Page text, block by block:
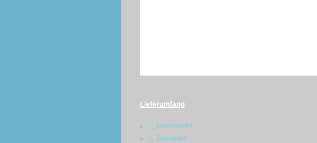
Lieferumfang
1 Aktionstafel
1 Spielplan